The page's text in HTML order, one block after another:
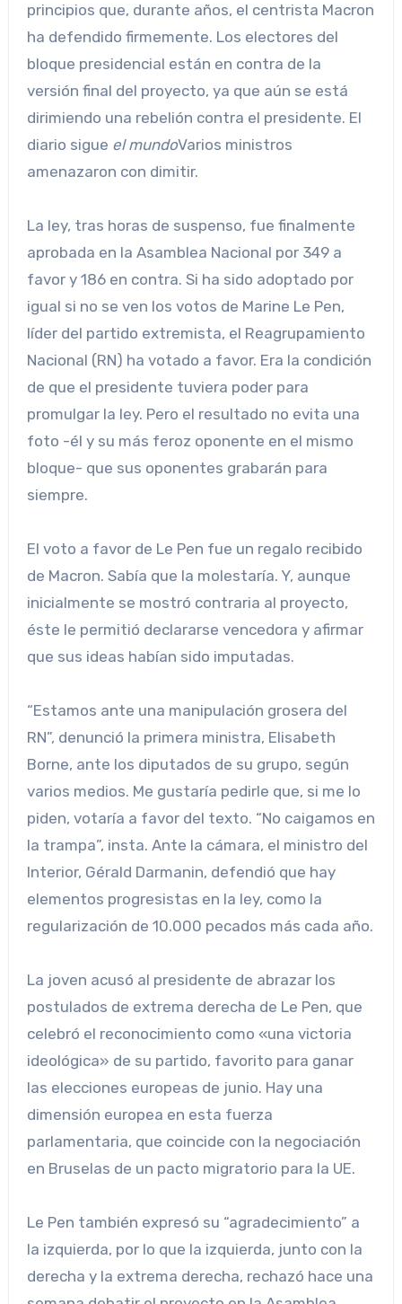
principios que, durante años, el centrista Macron
ha defendido firmemente. Los electores del
bloque presidencial están en contra de la
versión final del proyecto, ya que aún se está
dirimiendo una rebelión contra el presidente. El
diario sigue el mundoVarios ministros
amenazaron con dimitir.
La ley, tras horas de suspenso, fue finalmente
aprobada en la Asamblea Nacional por 349 a
favor y 186 en contra. Si ha sido adoptado por
igual si no se ven los votos de Marine Le Pen,
líder del partido extremista, el Reagrupamiento
Nacional (RN) ha votado a favor. Era la condición
de que el presidente tuviera poder para
promulgar la ley. Pero el resultado no evita una
foto -él y su más feroz oponente en el mismo
bloque- que sus oponentes grabarán para
siempre.
El voto a favor de Le Pen fue un regalo recibido
de Macron. Sabía que la molestaría. Y, aunque
inicialmente se mostró contraria al proyecto,
éste le permitió declararse vencedora y afirmar
que sus ideas habían sido imputadas.
“Estamos ante una manipulación grosera del
RN”, denunció la primera ministra, Elisabeth
Borne, ante los diputados de su grupo, según
varios medios. Me gustaría pedirle que, si me lo
piden, votaría a favor del texto. “No caigamos en
la trampa”, insta. Ante la cámara, el ministro del
Interior, Gérald Darmanin, defendió que hay
elementos progresistas en la ley, como la
regularización de 10.000 pecados más cada año.
La joven acusó al presidente de abrazar los
postulados de extrema derecha de Le Pen, que
celebró el reconocimiento como «una victoria
ideológica» de su partido, favorito para ganar
las elecciones europeas de junio. Hay una
dimensión europea en esta fuerza
parlamentaria, que coincide con la negociación
en Bruselas de un pacto migratorio para la UE.
Le Pen también expresó su “agradecimiento” a
la izquierda, por lo que la izquierda, junto con la
derecha y la extrema derecha, rechazó hace una